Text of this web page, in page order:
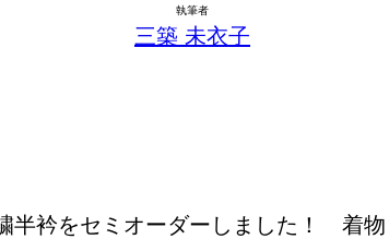
執筆者
三築 未衣子
半衿をセミオーダーしました！ 着